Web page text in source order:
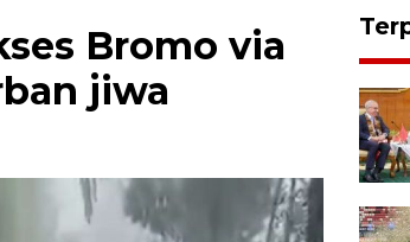
Bromo via
jiwa